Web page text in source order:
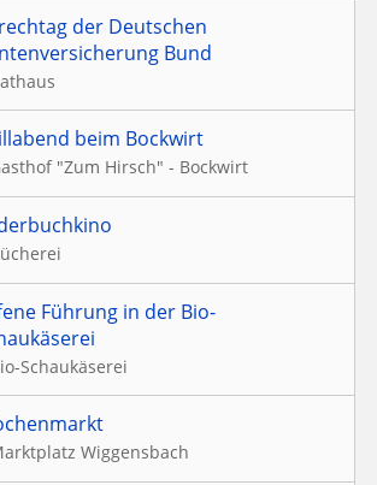
der Deutschen
Bund
beim Bockwirt
"Zum Hirsch" - Bockwirt
Führung in der Bio-
Schaukäserei
Wiggensbach